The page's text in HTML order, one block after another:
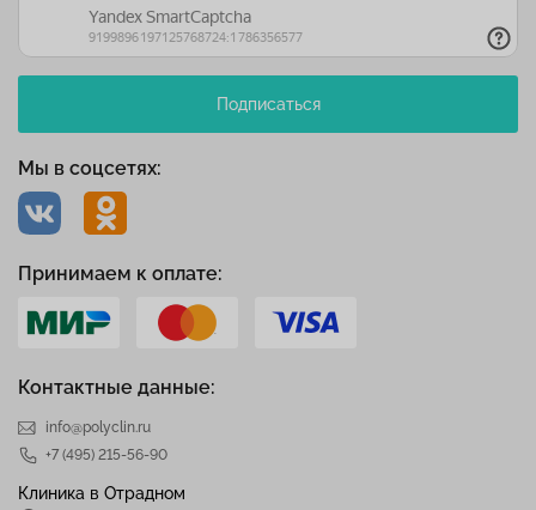
Контактные данные:
info@polyclin.ru
+7 (495) 215-56-90
Клиника в Отрадном
Мы в соцсетях:
Подписаться
Принимаем к оплате: